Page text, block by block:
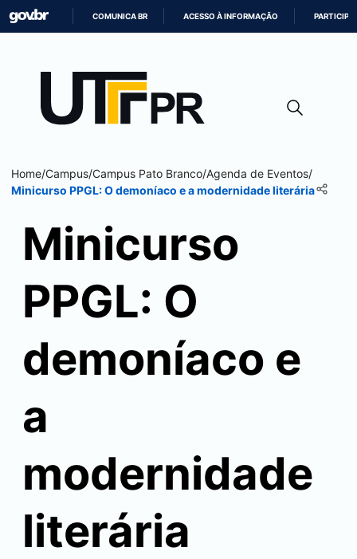
CONTEÚDO
COMUNICA BR ACESSO À INFORMAÇÃO PARTICIPE
Home/Campus/Campus Pato Branco/Agenda de Eventos/
Minicurso PPGL: O demoníaco e a modernidade literária
Minicurso
PPGL: O
demoníaco e
a
modernidade
literária